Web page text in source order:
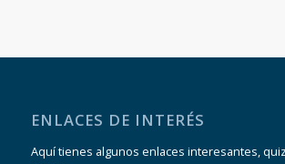
ENLACES DE INTERÉS
Aquí tienes algunos enlaces interesantes,